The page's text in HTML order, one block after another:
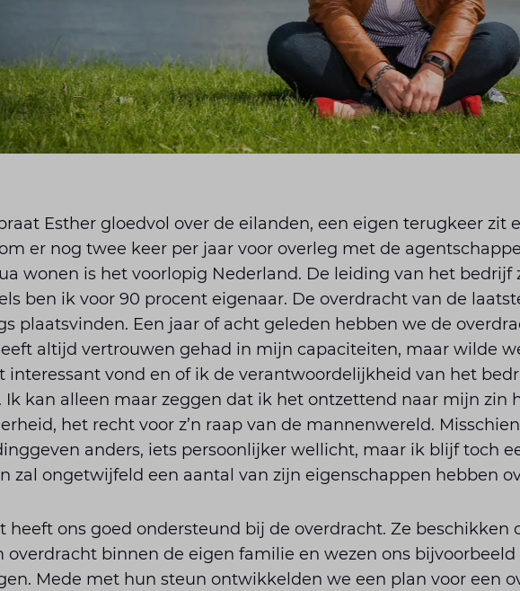
Esther gloedvol over de eilanden, een eigen terugkeer zit
er nog twee keer per jaar voor overleg met de
wonen is het voorlopig Nederland. De leiding van het bedrijf
ben ik voor 90 procent eigenaar. De overdracht van de
plaatsvinden. Een jaar of acht geleden hebben we de
altijd vertrouwen gehad in mijn capaciteiten, maar wilde
interessant vond en of ik de verantwoordelijkheid van het
Ik kan alleen maar zeggen dat ik het ontzettend naar mijn zin
het recht voor z’n raap van de mannen­wereld.
anders, iets persoonlijker wellicht, maar ik blijf toch
zal ongetwijfeld een aantal van zijn eigenschappen hebben
heeft ons goed ondersteund bij de overdracht. Ze beschikken
overdracht binnen de eigen familie en wezen ons bijvoorbeeld
Mede met hun steun ontwikkelden we een plan voor een